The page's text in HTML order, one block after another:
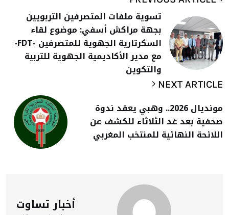
تسوية ملفات المتصرفين التربويين
بجهة مراكش أسفي: موضوع لقاء
السكرتارية الجهوية للمتصرفين -FDT-
مع مدير الأكاديمية الجهوية للتربية
والتكوين
NEXT ARTICLE
مونديال 2026.. وهبي يعقد ندوة
صحفية بعد غد الثلاثاء للكشف عن
اللائحة النهائية للمنتخب المغربي
أخبار تساوت